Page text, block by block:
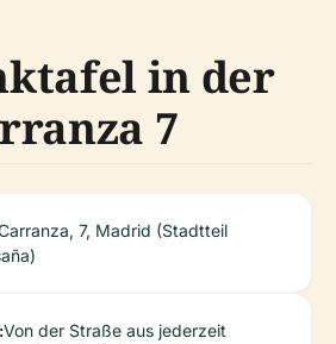
in der
7
7, Madrid (Stadtteil
Von der Straße aus jederzeit